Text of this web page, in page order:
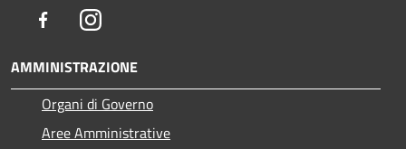
FacebookInstagram
AMMINISTRAZIONE
Organi di Governo
Aree Amministrative